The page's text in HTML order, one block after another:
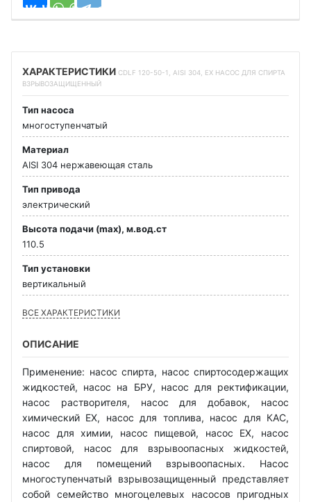
ХАРАКТЕРИСТИКИ CDLF 120-50-1, AISI 304, EX НАСОС ДЛЯ СПИРТА
ВЗРЫВОЗАЩИЩЕННЫЙ
Тип насоса
многоступенчатый
Материал
AISI 304 нержавеющая сталь
Тип привода
электрический
Высота подачи (max), м.вод.ст
110.5
Тип установки
вертикальный
ВСЕ ХАРАКТЕРИСТИКИ
ОПИСАНИЕ
Применение: насос спирта, насос спиртосодержащих
жидкостей, насос на БРУ, насос для ректификации,
насос растворителя, насос для добавок, насос
химический EX, насос для топлива, насос для КАС,
насос для химии, насос пищевой, насос EX, насос
спиртовой, насос для взрывоопасных жидкостей,
насос для помещений взрывоопасных. Насос
многоступенчатый взрывозащищенный представляет
собой семейство многоцелевых насосов пригодных